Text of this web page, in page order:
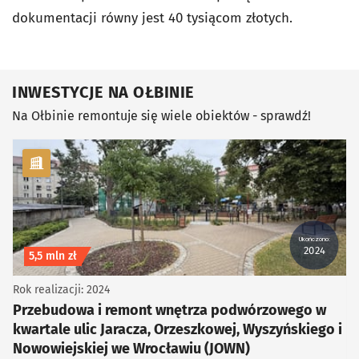
dokumentacji równy jest 40 tysiącom złotych.
INWESTYCJE NA OŁBINIE
Na Ołbinie remontuje się wiele obiektów - sprawdź!
kategoria Infrastruktura
Ukończono:
2024
Koszt inwestycji
5,5 mln zł
Przebudowa i remont wnętrza podwórzowego w
kwartale ulic Jaracza, Orzeszkowej, Wyszyńskiego i
Nowowiejskiej we Wrocławiu (JOWN)
Rok realizacji: 2024